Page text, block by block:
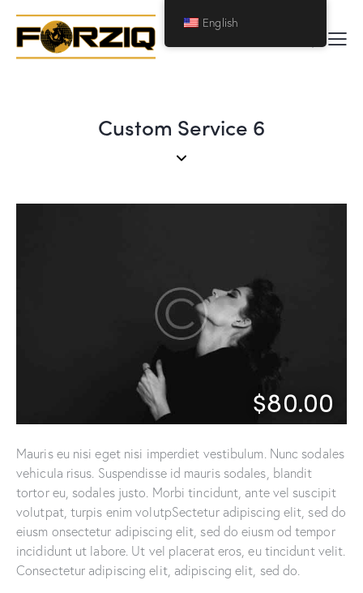
Custom Service 6
$80.00
Mauris eu nisi eget nisi imperdiet vestibulum. Nunc sodales
vehicula risus. Suspendisse id mauris sodales, blandit
tortor eu, sodales justo. Morbi tincidunt, ante vel suscipit
volutpat, turpis enim volutpSectetur adipiscing elit, sed do
eiusm onsectetur adipiscing elit, sed do eiusm od tempor
incididunt ut labore. Ut vel placerat eros, eu tincidunt velit.
Consectetur adipiscing elit, adipiscing elit, sed do.
English